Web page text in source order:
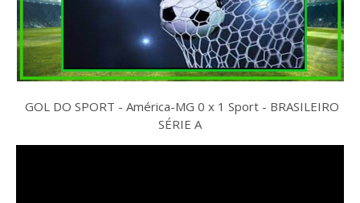
GOL DO SPORT - América-MG 0 x 1 Sport - BRASILEIRO
SÉRIE A